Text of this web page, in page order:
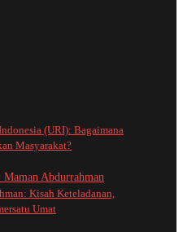
(URI): Bagaimana
Masyarakat?
Kisah Keteladanan,
Umat